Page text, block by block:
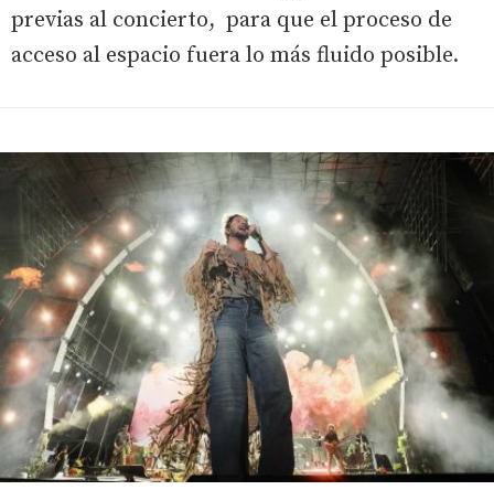
previas al concierto, para que el proceso de
acceso al espacio fuera lo más fluido posible.